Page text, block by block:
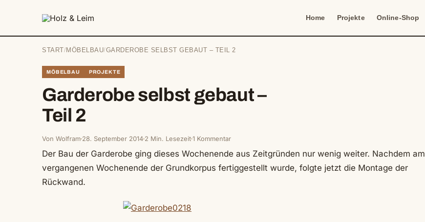
Home Projekte Online-Shop
START / MÖBELBAU/GARDEROBE SELBST GEBAUT – TEIL 2
MÖBELBAU PROJEKTE
Garderobe selbst gebaut –
Teil 2
Von Wolfram 28. September 2014 2 Min. Lesezeit1 Kommentar
Der Bau der Garderobe ging dieses Wochenende aus Zeitgründen nur wenig weiter. Nachdem am
vergangenen Wochenende der Grundkorpus fertiggestellt wurde, folgte jetzt die Montage der
Rückwand.